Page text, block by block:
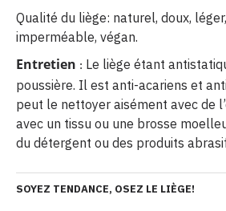
Qualité du liège: naturel, doux,
imperméable, végan.
Entretien : Le liège étant
poussière. Il est anti-acariens et
peut le nettoyer aisément avec de
avec un tissu ou une brosse
du détergent ou des produits
SOYEZ TENDANCE, OSEZ LE LIÈGE!